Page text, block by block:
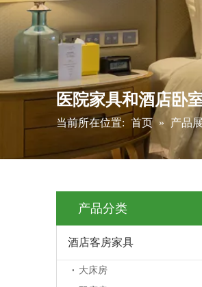
医院家具和酒店卧
当前所在位置: 首页 » 产品
产品分类
酒店客房家具
大床房